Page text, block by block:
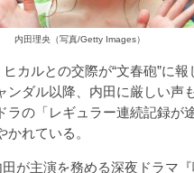
内田理央（写真/Getty Images）
カルとの交際が“文春砲”に報
ンダル以降、内田に厳しい声
ラの「レギュラー連続記録が
れている。
が主演を務める深夜ドラマ『